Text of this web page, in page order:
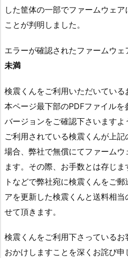
した筐体の一部でファームウェ
ことが判明しました。
エラーが確認されたファームウェ
未満
検震くんをご利用いただいている
本ページ最下部のPDFファイル
バージョンをご確認下さいますよ
ご利用されている検震くんが上
場合、弊社で無償にてファームウ
ます。その際、お手数とは存じ
トなどで弊社宛に検震くんをご
アを更新した検震くんと送料相
せて頂きます。
検震くんをご利用下さっている
おかけしますことを深くお詫び申